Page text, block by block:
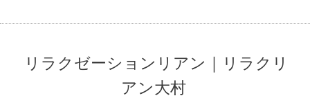
リラクゼーションリアン｜リラクリ
アン大村